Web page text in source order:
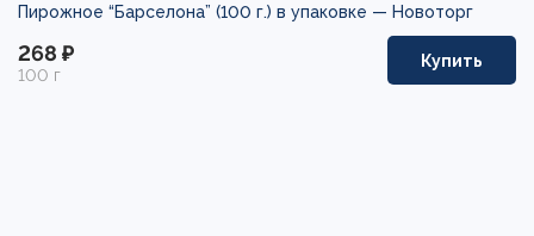
Пирожное “Барселона” (100 г.) в упаковке — Новоторг
268 ₽
100 г
Купить